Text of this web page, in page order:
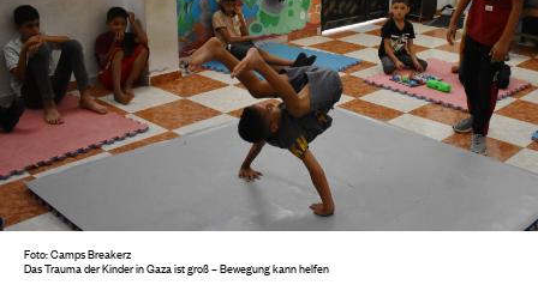
Foto: Camps Breakerz
Das Trauma der Kinder in Gaza ist groß – Bewegung kann helfen